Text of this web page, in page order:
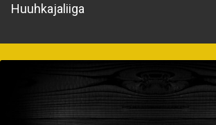
Huuhkajaliiga